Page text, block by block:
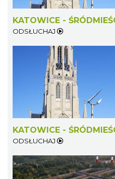
KATOWICE -
ODSŁUCHAJ
KATOWICE -
ODSŁUCHAJ